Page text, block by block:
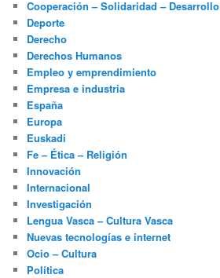
Cooperación – Solidaridad – Desarrollo
Deporte
Derecho
Derechos Humanos
Empleo y emprendimiento
Empresa e industria
España
Europa
Euskadi
Fe – Ética – Religión
Innovación
Internacional
Investigación
Lengua Vasca – Cultura Vasca
Nuevas tecnologías e internet
Ocio – Cultura
Política